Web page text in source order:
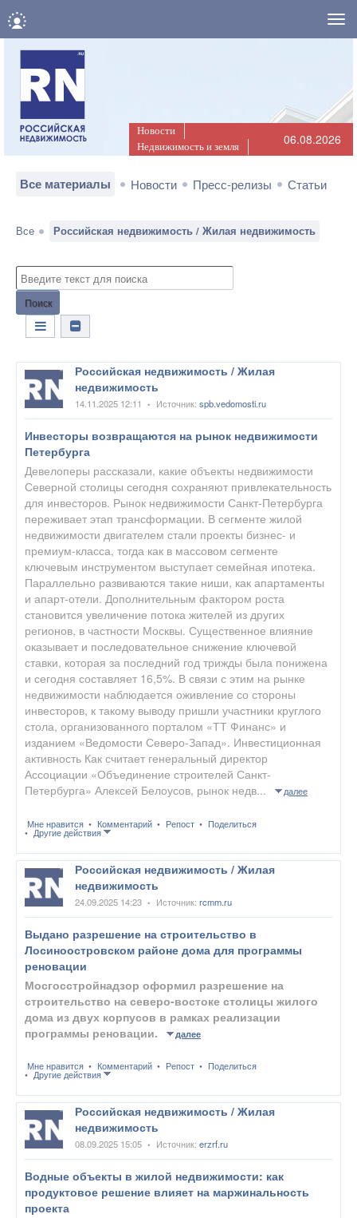
Новости
Недвижимость и земля
06.08.2026
Все материалы Новости Пресс-релизы Статьи
Все Российская недвижимость / Жилая недвижимость
Поиск
Российская недвижимость / Жилая
недвижимость
14.11.2025 12:11 • Источник: spb.vedomosti.ru
Инвесторы возвращаются на рынок недвижимости
Петербурга
Девелоперы рассказали, какие объекты недвижимости
Северной столицы сегодня сохраняют привлекательность
для инвесторов. Рынок недвижимости Санкт-Петербурга
переживает этап трансформации. В сегменте жилой
недвижимости двигателем стали проекты бизнес- и
премиум-класса, тогда как в массовом сегменте
ключевым инструментом выступает семейная ипотека.
Параллельно развиваются такие ниши, как апартаменты
и апарт-отели. Дополнительным фактором роста
становится увеличение потока жителей из других
регионов, в частности Москвы. Существенное влияние
оказывает и последовательное снижение ключевой
ставки, которая за последний год трижды была понижена
и сегодня составляет 16,5%. В связи с этим на рынке
недвижимости наблюдается оживление со стороны
инвесторов, к такому выводу пришли участники круглого
стола, организованного порталом «ТТ Финанс» и
изданием «Ведомости Северо-Запад». Инвестиционная
активность Как считает генеральный директор
Ассоциации «Объединение строителей Санкт-
Петербурга» Алексей Белоусов, рынок недв...
далее
Мне нравится Комментарий Репост Поделиться
Другие действия
Российская недвижимость / Жилая
недвижимость
24.09.2025 14:23 • Источник: rcmm.ru
Выдано разрешение на строительство в
Лосиноостровском районе дома для программы
реновации
Мосгосстройнадзор оформил разрешение на
строительство на северо-востоке столицы жилого
дома из двух корпусов в рамках реализации
программы реновации.
далее
Мне нравится Комментарий Репост Поделиться
Другие действия
Российская недвижимость / Жилая
недвижимость
08.09.2025 15:05 • Источник: erzrf.ru
Водные объекты в жилой недвижимости: как
продуктовое решение влияет на маржинальность
проекта